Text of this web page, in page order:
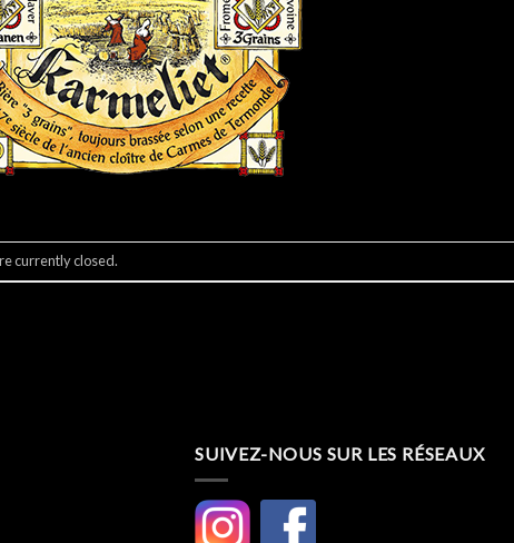
currently closed.
SUIVEZ-NOUS SUR LES RÉSEAUX